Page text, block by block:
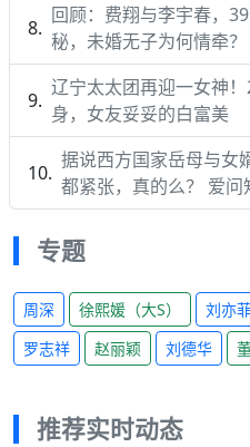
回顾：费翔与李宇春，
秘，未婚无子为何情牵？
辽宁太太团再迎一女神
身，女友妥妥的白富美
据说西方国家岳母与女
都紧张，真的么？ 爱问
专题
周深 徐熙媛（大S） 刘亦
罗志祥
赵丽颖 刘德华
推荐实时动态